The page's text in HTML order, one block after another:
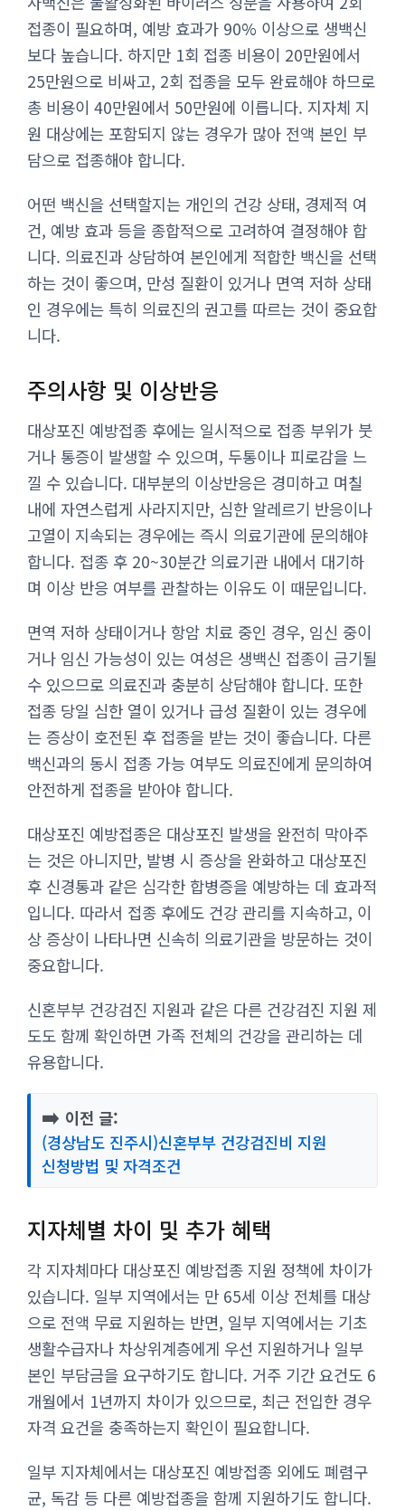
접종이 필요하며, 예방 효과가 90% 이상으로 생백신
보다 높습니다. 하지만 1회 접종 비용이 20만원에서
25만원으로 비싸고, 2회 접종을 모두 완료해야 하므로
총 비용이 40만원에서 50만원에 이릅니다. 지자체 지
원 대상에는 포함되지 않는 경우가 많아 전액 본인 부
담으로 접종해야 합니다.
어떤 백신을 선택할지는 개인의 건강 상태, 경제적 여
건, 예방 효과 등을 종합적으로 고려하여 결정해야 합
니다. 의료진과 상담하여 본인에게 적합한 백신을 선택
하는 것이 좋으며, 만성 질환이 있거나 면역 저하 상태
인 경우에는 특히 의료진의 권고를 따르는 것이 중요합
니다.
주의사항 및 이상반응
대상포진 예방접종 후에는 일시적으로 접종 부위가 붓
거나 통증이 발생할 수 있으며, 두통이나 피로감을 느
낄 수 있습니다. 대부분의 이상반응은 경미하고 며칠
내에 자연스럽게 사라지지만, 심한 알레르기 반응이나
고열이 지속되는 경우에는 즉시 의료기관에 문의해야
합니다. 접종 후 20~30분간 의료기관 내에서 대기하
며 이상 반응 여부를 관찰하는 이유도 이 때문입니다.
면역 저하 상태이거나 항암 치료 중인 경우, 임신 중이
거나 임신 가능성이 있는 여성은 생백신 접종이 금기될
수 있으므로 의료진과 충분히 상담해야 합니다. 또한
접종 당일 심한 열이 있거나 급성 질환이 있는 경우에
는 증상이 호전된 후 접종을 받는 것이 좋습니다. 다른
백신과의 동시 접종 가능 여부도 의료진에게 문의하여
안전하게 접종을 받아야 합니다.
대상포진 예방접종은 대상포진 발생을 완전히 막아주
는 것은 아니지만, 발병 시 증상을 완화하고 대상포진
후 신경통과 같은 심각한 합병증을 예방하는 데 효과적
입니다. 따라서 접종 후에도 건강 관리를 지속하고, 이
상 증상이 나타나면 신속히 의료기관을 방문하는 것이
중요합니다.
신혼부부 건강검진 지원과 같은 다른 건강검진 지원 제
도도 함께 확인하면 가족 전체의 건강을 관리하는 데
유용합니다.
➡️ 이전 글:
(경상남도 진주시)신혼부부 건강검진비 지원
신청방법 및 자격조건
지자체별 차이 및 추가 혜택
각 지자체마다 대상포진 예방접종 지원 정책에 차이가
있습니다. 일부 지역에서는 만 65세 이상 전체를 대상
으로 전액 무료 지원하는 반면, 일부 지역에서는 기초
생활수급자나 차상위계층에게 우선 지원하거나 일부
본인 부담금을 요구하기도 합니다. 거주 기간 요건도 6
개월에서 1년까지 차이가 있으므로, 최근 전입한 경우
자격 요건을 충족하는지 확인이 필요합니다.
일부 지자체에서는 대상포진 예방접종 외에도 폐렴구
균, 독감 등 다른 예방접종을 함께 지원하기도 합니다.